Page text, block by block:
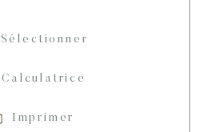
Sélectionner
Calculatrice
Imprimer